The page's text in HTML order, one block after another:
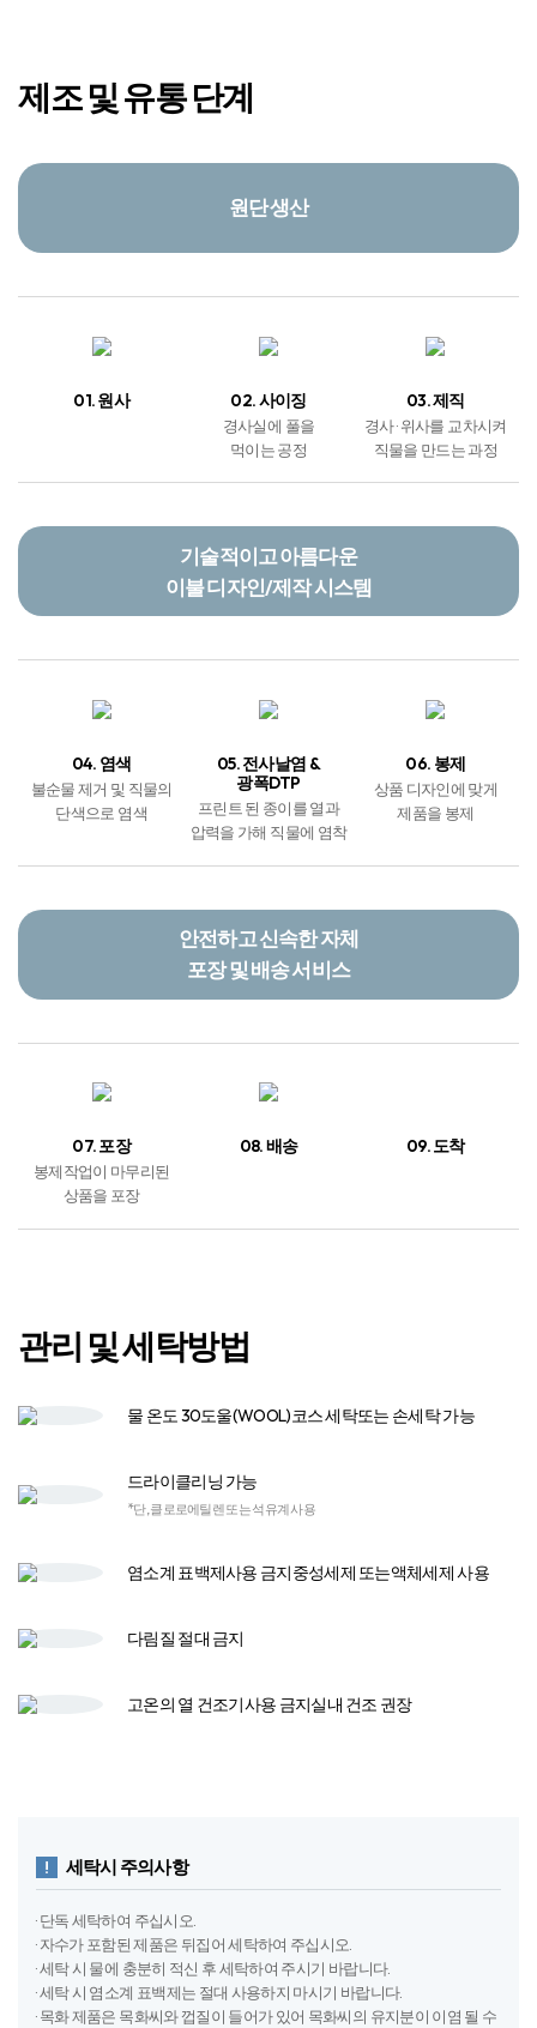
제조 및 유통 단계
원단 생산
01. 원사 02. 사이징
경사실에 풀을
먹이는 공정
03. 제직
경사 · 위사를 교차시켜
직물을 만드는 과정
기술적이고 아름다운
이불 디자인/제작 시스템
04. 염색
불순물 제거 및 직물의
단색으로 염색
05. 전사날염 &
광폭DTP
프린트 된 종이를 열과
압력을 가해 직물에 염착
06. 봉제
상품 디자인에 맞게
제품을 봉제
안전하고 신속한 자체
포장 및 배송 서비스
07. 포장
봉제작업이 마무리된
상품을 포장
08. 배송 09. 도착
관리 및 세탁방법
물 온도 30도울(WOOL)코스 세탁또는 손세탁 가능
드라이클리닝 가능
*단, 클로로에틸렌 또는 석유계 사용
염소계 표백제사용 금지중성세제 또는액체세제 사용​
다림질 절대 금지
고온의 열 건조기​사용 금지​실내 건조 권장
세탁시 주의사항
· 단독 세탁하여 주십시오.
· 자수가 포함된 제품은 뒤집어 세탁하여 주십시오.
· 세탁 시 물에 충분히 적신 후 세탁하여 주시기 바랍니다.
· 세탁 시 염소계 표백제는 절대 사용하지 마시기 바랍니다.
· 목화 제품은 목화씨와 껍질이 들어가 있어 목화씨의 유지분이 이염 될 수